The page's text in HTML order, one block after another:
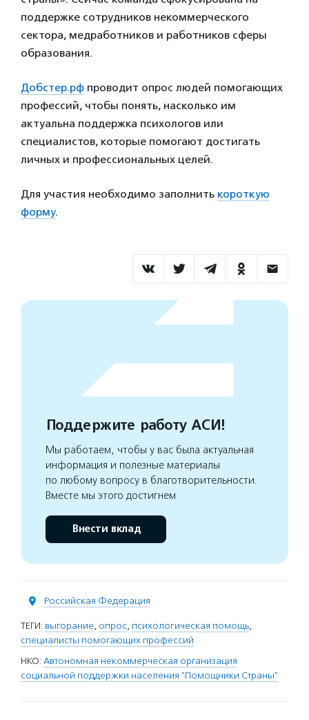
поддержке сотрудников некоммерческого
сектора, медработников и работников сферы
образования.
Добстер.рф проводит опрос людей помогающих
профессий, чтобы понять, насколько им
актуальна поддержка психологов или
специалистов, которые помогают достигать
личных и профессиональных целей.
Для участия необходимо заполнить короткую
форму.
Поддержите работу АСИ!
Мы работаем, чтобы у вас была актуальная
информация и полезные материалы
по любому вопросу в благотворительности.
Вместе мы этого достигнем
Внести вклад
Российская Федерация
ТЕГИ: выгорание, опрос, психологическая помощь,
специалисты помогающих профессий
НКО: Автономная некоммерческая организация
социальной поддержки населения "Помощники Страны"